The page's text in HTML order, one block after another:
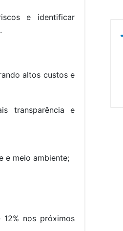
e identificar
altos custos e
transparência e
e meio ambiente;
nos próximos